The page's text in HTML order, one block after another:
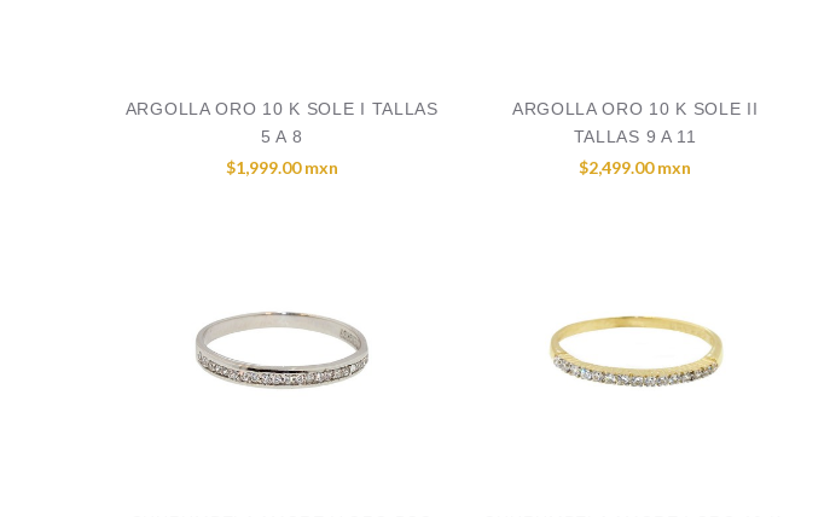
ARGOLLA ORO 10 K SOLE I TALLAS
5 A 8
$1,999.00 mxn
ARGOLLA ORO 10 K SOLE II
TALLAS 9 A 11
$2,499.00 mxn